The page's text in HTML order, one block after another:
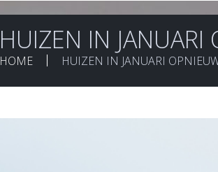
HUIZEN IN
HOME HUIZEN IN JANUARI